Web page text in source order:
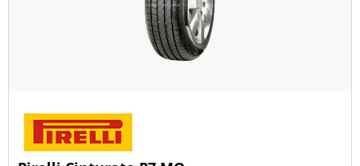
Todas as estações (1)
Ligeiro (21)
Comercial (0)